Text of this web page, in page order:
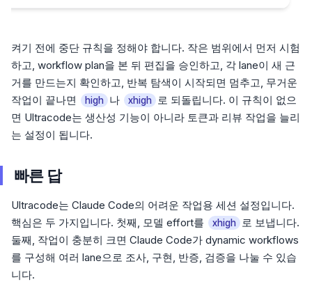
켜기 전에 중단 규칙을 정해야 합니다. 작은 범위에서 먼저 시험
하고, workflow plan을 본 뒤 편집을 승인하고, 각 lane이 새 근
거를 만드는지 확인하고, 반복 탐색이 시작되면 멈추고, 무거운
작업이 끝나면
high 나 xhigh 로 되돌립니다. 이 규칙이 없으
면 Ultracode는 생산성 기능이 아니라 토큰과 리뷰 작업을 늘리
는 설정이 됩니다.
빠른 답
Ultracode는 Claude Code의 어려운 작업용 세션 설정입니다.
핵심은 두 가지입니다. 첫째, 모델 effort를
xhigh 로 보냅니다.
둘째, 작업이 충분히 크면 Claude Code가 dynamic workflows
를 구성해 여러 lane으로 조사, 구현, 반증, 검증을 나눌 수 있습
니다.